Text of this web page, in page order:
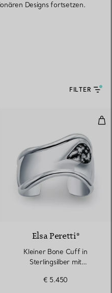
Designs fortsetzen.
FILTER
Bone Cuff in
Elsa Peretti®
Kleiner Bone Cuff in
Sterlingsilber mit
€ 5.450